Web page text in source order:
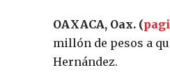
OAXACA, Oax. (
millón de pesos a
Hernández.